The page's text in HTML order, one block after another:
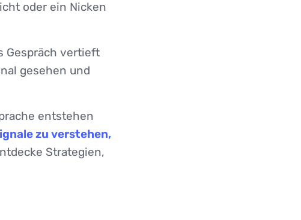
oder ein Nicken
Gespräch vertieft
gesehen und
entstehen
zu verstehen,
Strategien,